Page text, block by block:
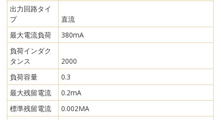
出力回路タイ
プ
直流
最大電流負荷
380mA
負荷インダク
タンス
2000
負荷容量
0.3
最大残留電流
0.2mA
標準残留電流
0.002MA